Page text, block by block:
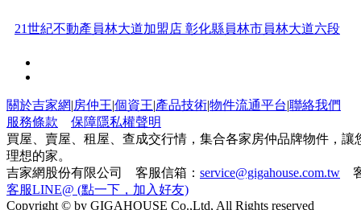
21世紀不動產員林大道加盟店 彰化縣員林市員林大道六段
186
太平洋房屋員林萬年加盟店 彰化縣員林市萬年路一段186號
21世紀不動產彰化溪湖加盟店 彰化縣溪湖鎮東環路447號
太平洋房屋平鎮南勢加盟店 桃園市平鎮區中庸路106號
21世紀不動產三重重新加盟店 新北市三重區重新路四段59
關於吉家網|房仲王|個資王|產品技術|物件流通平台|聯絡我們
服務條款
保障隱私權聲明
買屋、賣屋、租屋、查成交行情，集合各家房仲品牌物件，
理想的家。
吉家網股份有限公司 客服信箱： service@gigahouse.com.tw
客服LINE@ (點一下，加入好友)
Copyright © by GIGAHOUSE Co.,Ltd, All Rights reserved